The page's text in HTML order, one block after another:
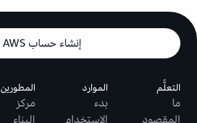
إنشاء حساب AWS
التعلُّم
ما
الموارد
بدء
المطورين
مركز